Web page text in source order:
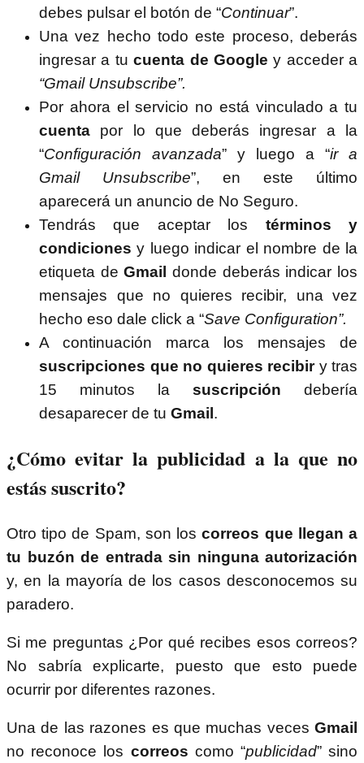
debes pulsar el botón de “Continuar”.
Una vez hecho todo este proceso, deberás
ingresar a tucuenta de Google y acceder a
“Gmail Unsubscribe”.
Por ahora el servicio no está vinculado a tu
cuenta por lo que deberás ingresar a la
“Configuración avanzada” y luego a “ir a
Gmail Unsubscribe”, en este último
aparecerá un anuncio de No Seguro.
Tendrás que aceptar los términos y
condiciones y luego indicar el nombre de la
etiqueta deGmail
donde deberás indicar los
mensajes que no quieres recibir, una vez
hecho eso dale click a “Save Configuration”.
A continuación marca los mensajes de
suscripciones que no quieres recibiry tras
15 minutos la suscripción debería
desaparecer de tu Gmail .
¿Cómo evitar la publicidad a la que no
estás suscrito?
Otro tipo de Spam, son los correos que llegan a
tu buzón de entrada sin ninguna autorización
y, en la mayoría de los casos desconocemos su
paradero.
Si me preguntas ¿Por qué recibes esos correos?
No sabría explicarte, puesto que esto puede
ocurrir por diferentes razones.
Una de las razones es que muchas veces Gmail
no reconoce los correos como “publicidad” sino